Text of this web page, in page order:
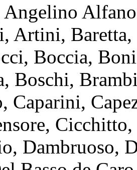
Alfano,
Artini,
Boccia,
Boschi,
Caparini,
Dambruoso,